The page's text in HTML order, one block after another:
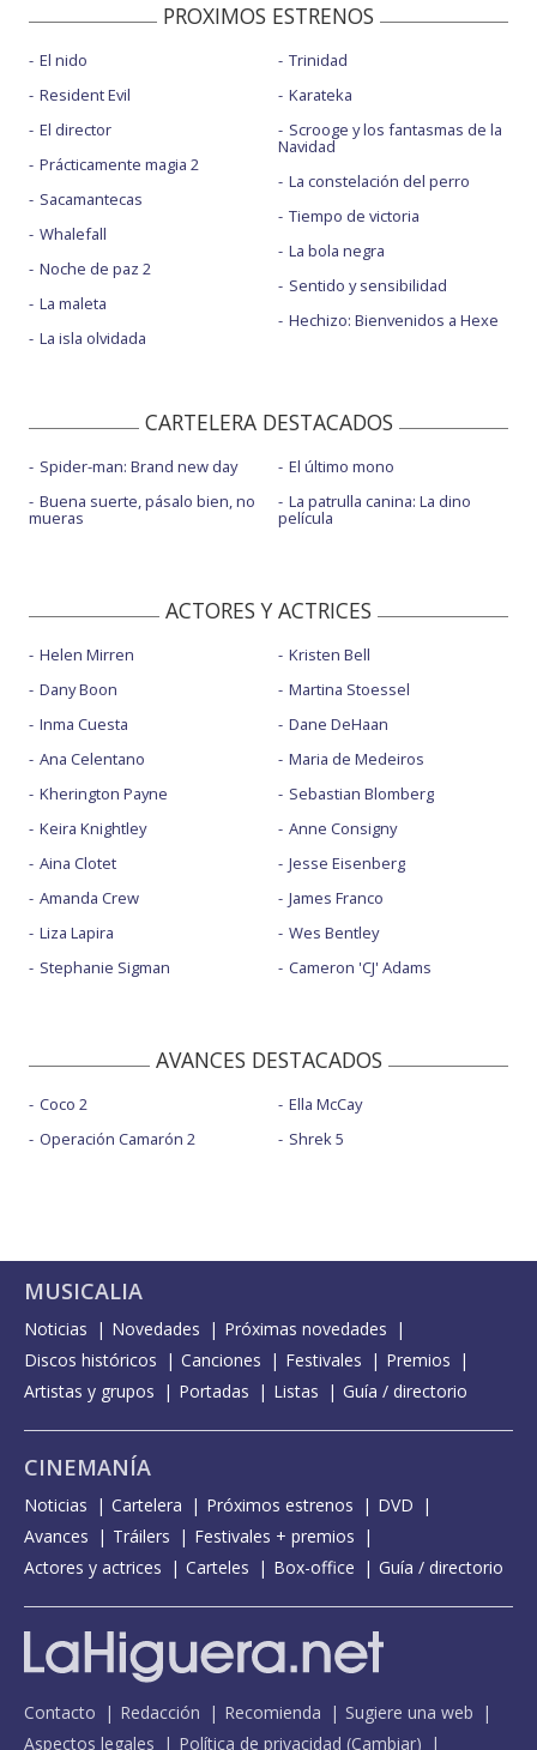
PROXIMOS ESTRENOS
El nido
Resident Evil
El director
Prácticamente magia 2
Sacamantecas
Whalefall
Noche de paz 2
La maleta
La isla olvidada
Trinidad
Karateka
Scrooge y los fantasmas de la
Navidad
La constelación del perro
Tiempo de victoria
La bola negra
Sentido y sensibilidad
Hechizo: Bienvenidos a Hexe
CARTELERA DESTACADOS
Spider-man: Brand new day
Buena suerte, pásalo bien, no
mueras
El último mono
La patrulla canina: La dino
película
ACTORES Y ACTRICES
Helen Mirren
Dany Boon
Inma Cuesta
Ana Celentano
Kherington Payne
Keira Knightley
Aina Clotet
Amanda Crew
Liza Lapira
Stephanie Sigman
Kristen Bell
Martina Stoessel
Dane DeHaan
Maria de Medeiros
Sebastian Blomberg
Anne Consigny
Jesse Eisenberg
James Franco
Wes Bentley
Cameron 'CJ' Adams
AVANCES DESTACADOS
Coco 2
Operación Camarón 2
Ella McCay
Shrek 5
MUSICALIA
Noticias Novedades
Próximas novedades
Discos históricos
Canciones Festivales
Premios
Artistas y grupos
Portadas Listas Guía / directorio
CINEMANÍA
Noticias Cartelera Próximos estrenos
DVD
Avances
Tráilers
Festivales + premios
Actores y actrices
Carteles Box-office Guía / directorio
Contacto Redacción Recomienda
Sugiere una web
Aspectos legales
Política de privacidad (Cambiar)